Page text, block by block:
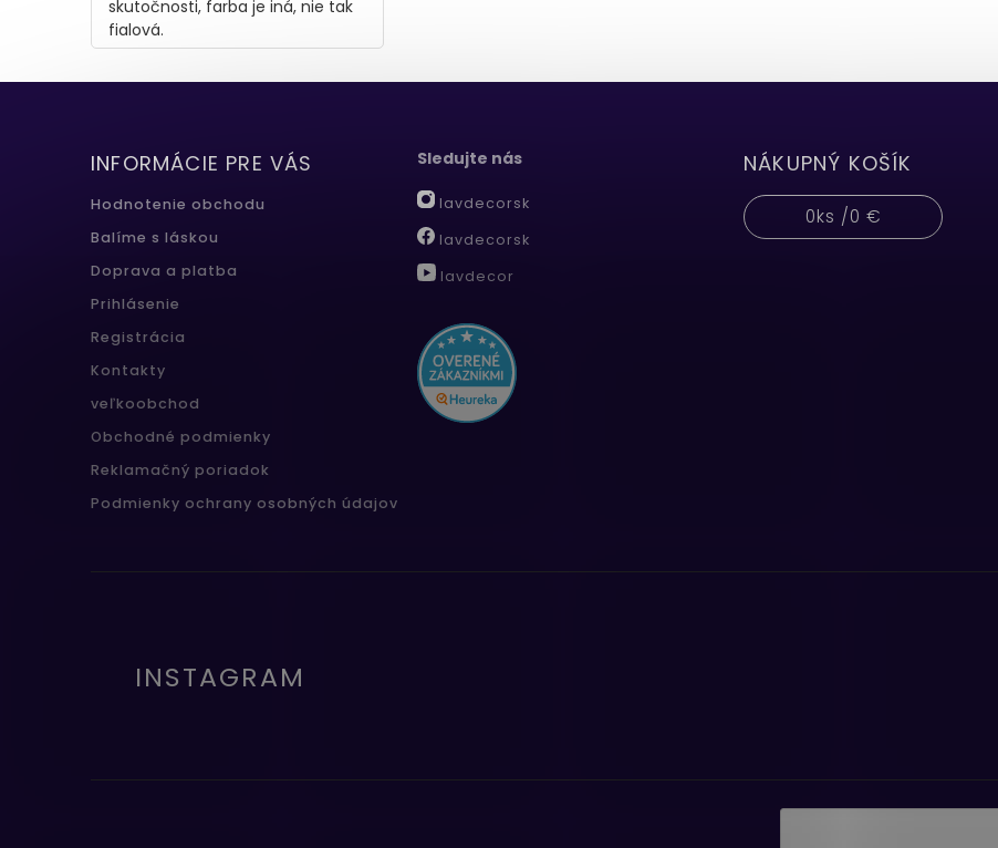
skutočnosti, farba je iná, nie tak
fialová.
INFORMÁCIE PRE VÁS
Hodnotenie obchodu
Balíme s láskou
Doprava a platba
Prihlásenie
Registrácia
Kontakty
veľkoobchod
Obchodné podmienky
Reklamačný poriadok
Podmienky ochrany osobných údajov
Sledujte nás
lavdecorsk
lavdecorsk
lavdecor
NÁKUPNÝ KOŠÍK
0ks /0 €
INSTAGRAM